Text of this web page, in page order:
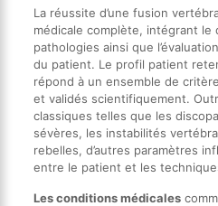
La réussite d’une fusion
médicale complète, intégrant le
pathologies ainsi que
du patient. Le profil patient
répond à un ensemble de
et validés scientifiquement.
classiques telles que les
sévères, les instabilités
rebelles, d’autres paramètres
entre le patient et les
Les conditions médicales